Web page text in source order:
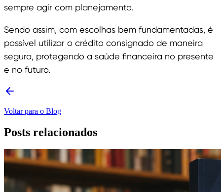
sempre agir com planejamento.
Sendo assim, com escolhas bem fundamentadas, é
possível utilizar o crédito consignado de maneira
segura, protegendo a saúde financeira no presente
e no futuro.
Voltar para o Blog
Posts relacionados